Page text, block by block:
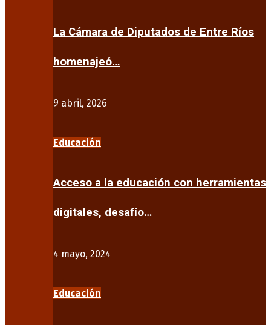
La Cámara de Diputados de Entre Ríos
homenajeó…
9 abril, 2026
Educación
Acceso a la educación con herramientas
digitales, desafío…
4 mayo, 2024
Educación